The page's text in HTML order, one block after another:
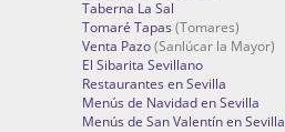
Taberna La Sal
Tomaré Tapas (Tomares)
Venta Pazo(Sanlúcar la Mayor)
El Sibarita Sevillano
Restaurantes en Sevilla
Menús de Navidad en Sevilla
Menús de San Valentín en Sevilla